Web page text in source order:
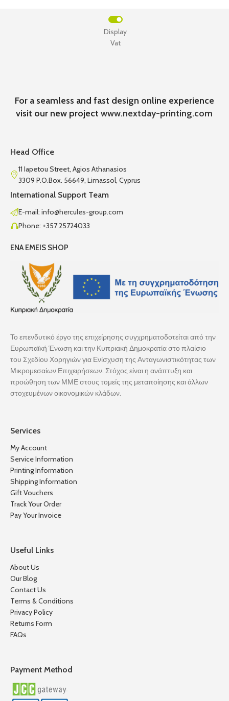
Vat
Display
For a seamless and fast design online experience
visit our new projectwww.nextday-printing.com
Head Office
11 Iapetou Street, Agios Athanasios
3309 P.O.Box. 56649, Limassol, Cyprus
International Support Team
E-mail: info@hercules-group.com
Phone: +357 25724033
ENA EMEIS SHOP
Το επενδυτικό έργο της επιχείρησης συγχρηματοδοτείται από την
Ευρωπαϊκή Ένωση και την Κυπριακή Δημοκρατία στο πλαίσιο
του Σχεδίου Χορηγιών για Ενίσχυση της Ανταγωνιστικότητας των
Μικρομεσαίων Επιχειρήσεων. Στόχος είναι η ανάπτυξη και
προώθηση των ΜΜΕ στους τομείς της μεταποίησης και άλλων
στοχευμένων οικονομικών κλάδων.
Services
My Account
Service Information
Printing Information
Shipping Information
Gift Vouchers
Track Your Order
Pay Your Invoice
Useful Links
About Us
Our Blog
Contact Us
Terms & Conditions
Privacy Policy
Returns Form
FAQs
Payment Method